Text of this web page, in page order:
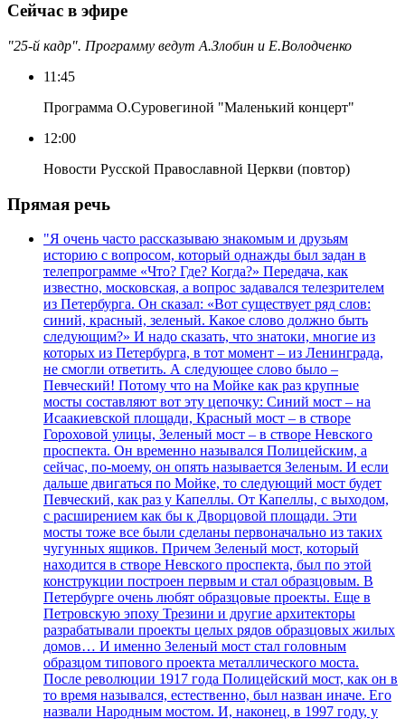
Сейчас в эфире
"25-й кадр". Программу ведут А.Злобин и Е.Володченко
11:45
Программа О.Суровегиной "Маленький концерт"
12:00
Новости Русской Православной Церкви (повтор)
Прямая речь
"Я очень часто рассказываю знакомым и друзьям
историю с вопросом, который однажды был задан в
телепрограмме «Что? Где? Когда?» Передача, как
известно, московская, а вопрос задавался телезрителем
из Петербурга. Он сказал: «Вот существует ряд слов:
синий, красный, зеленый. Какое слово должно быть
следующим?» И надо сказать, что знатоки, многие из
которых из Петербурга, в тот момент – из Ленинграда,
не смогли ответить. А следующее слово было –
Певческий! Потому что на Мойке как раз крупные
мосты составляют вот эту цепочку: Синий мост – на
Исаакиевской площади, Красный мост – в створе
Гороховой улицы, Зеленый мост – в створе Невского
проспекта. Он временно назывался Полицейским, а
сейчас, по-моему, он опять называется Зеленым. И если
дальше двигаться по Мойке, то следующий мост будет
Певческий, как раз у Капеллы. От Капеллы, с выходом,
с расширением как бы к Дворцовой площади. Эти
мосты тоже все были сделаны первоначально из таких
чугунных ящиков. Причем Зеленый мост, который
находится в створе Невского проспекта, был по этой
конструкции построен первым и стал образцовым. В
Петербурге очень любят образцовые проекты. Еще в
Петровскую эпоху Трезини и другие архитекторы
разрабатывали проекты целых рядов образцовых жилых
домов… И именно Зеленый мост стал головным
образцом типового проекта металлического моста.
После революции 1917 года Полицейский мост, как он в
то время назывался, естественно, был назван иначе. Его
назвали Народным мостом. И, наконец, в 1997 году, у